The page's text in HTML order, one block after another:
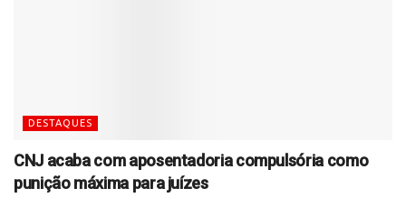
DESTAQUES
CNJ acaba com aposentadoria compulsória como
punição máxima para juízes